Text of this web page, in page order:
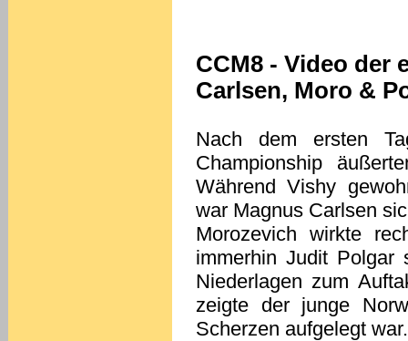
CCM8 - Video der
Carlsen, Moro &
Nach dem ersten
Championship
Während Vishy
war Magnus Carlsen
Morozevich wirkte
immerhin Judit Polgar
Niederlagen zum
zeigte der junge
Scherzen aufgelegt war.